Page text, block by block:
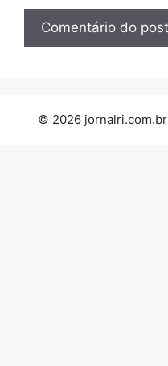
© 2026 jornalri.com.br